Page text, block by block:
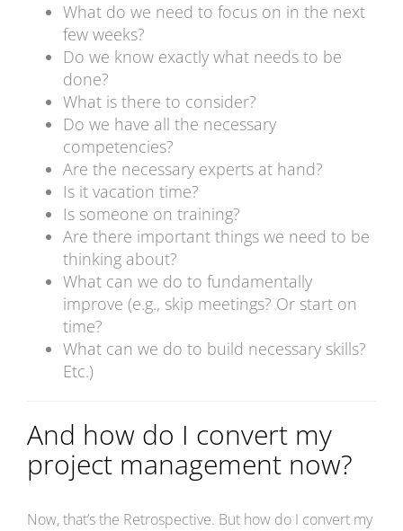
What do we need to focus on in the next
few weeks?
Do we know exactly what needs to be
done?
What is there to consider?
Do we have all the necessary
competencies?
Are the necessary experts at hand?
Is it vacation time?
Is someone on training?
Are there important things we need to be
thinking about?
What can we do to fundamentally
improve (e.g., skip meetings? Or start on
time?
What can we do to build necessary skills?
Etc.)
And how do I convert my
project management now?
Now, that’s the Retrospective. But how do I convert my